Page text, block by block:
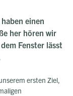
einen
her hören wir
Fenster lässt
ersten Ziel,